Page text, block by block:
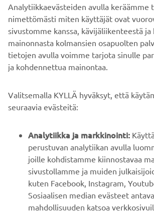
VIRALLINEN AMT-
B2B
YAMAHA MUUALLA
ASIAKASTUKI
UUTISKIRJE
Analytiikkaevästeiden avulla keräämme
nimettömästi miten käyttäjät ovat
sivustomme kanssa, kävijäliikenteestä
mainonnasta kolmansien osapuolten
tietojen avulla voimme tarjota sinulle
ja kohdennettua mainontaa.
Valitsemalla KYLLÄ hyväksyt, että
seuraavia evästeitä:
Analytiikka ja markkinointi:
perustuvan analytiikan avulla
joille kohdistamme kiinnostavaa
sivustollamme ja muiden
kuten Facebook, Instagram,
Sosiaalisen median evästeet
mahdollisuuden katsoa